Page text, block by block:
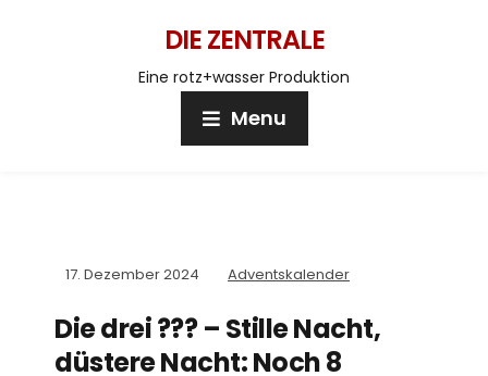
DIE ZENTRALE
Eine rotz+wasser Produktion
Menu
17. Dezember 2024 Adventskalender
Die drei ??? – Stille Nacht,
düstere Nacht: Noch 8